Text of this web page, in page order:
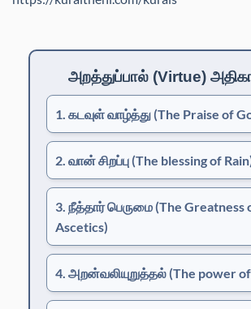
அறத்துப்பால் (Virtue)
1. கடவுள் வாழ்த்து (The Praise of
2. வான் சிறப்பு (The blessing of
3. நீத்தார் பெருமை (The Greatness
Ascetics)
4. அறன்வலியுறுத்தல் (The power